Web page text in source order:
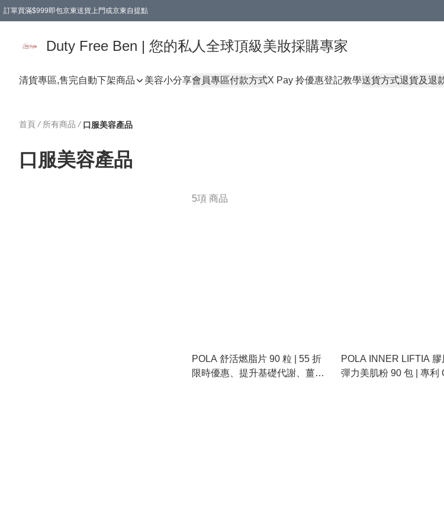
訂單買滿$999即包京東送貨上門或京東自提點
Duty Free Ben | 您的私人全球頂級美妝採購專家
清貨專區,售完自動下架商品 美容小分享會員專區付款方式X Pay 拎優惠登記教學送貨方式退貨及退
首頁 / 所有商品 / 口服美容產品
口服美容產品
5項 商品
POLA 舒活燃脂片 90 粒 | 55 折
限時優惠、提升基礎代謝、薑黃
POLA INNER LIFTIA 膠
彈力美肌粉 90 包 | 專利